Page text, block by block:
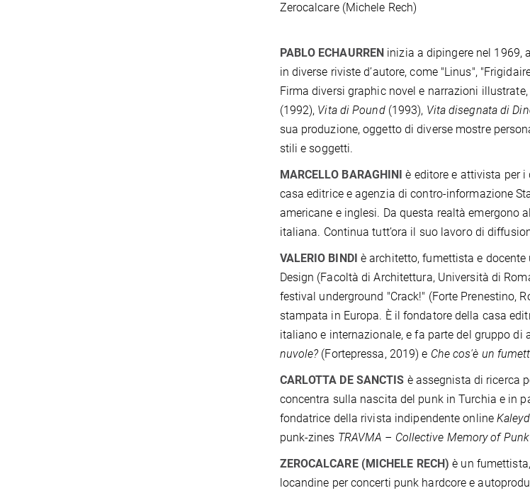
Zerocalcare (Michele Rech)
PABLO ECHAURREN inizia a dipingere nel 1969,
in diverse riviste d’autore, come "Linus",
Firma diversi graphic novel e narrazioni
(1992), Vita di Pound(1993), Vita disegnata di
sua produzione, oggetto di diverse mostre
stili e soggetti.
​​MARCELLO BARAGHINI è editore e attivista per
casa editrice e agenzia di contro-informazione
americane e inglesi. Da questa realtà emergono
italiana. Continua tutt’ora il suo lavoro di
VALERIO BINDI è architetto, fumettista e
Design (Facoltà di Architettura, Università di
festival underground "Crack!" (Forte Prenestino,
stampata in Europa. È il fondatore della casa
italiano e internazionale, e fa parte del gruppo
nuvole? (Fortepressa, 2019) e Che cos'è un
CARLOTTA DE SANCTIS è assegnista di ricerca
concentra sulla nascita del punk in Turchia e in
fondatrice della rivista indipendente online
punk-zines TRAVMA – Collective Memory of
ZEROCALCARE (MICHELE RECH) è un
locandine per concerti punk hardcore e